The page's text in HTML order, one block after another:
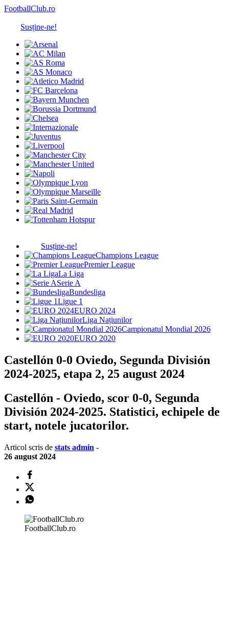
FootballClub.ro
Susține-ne!
Susține-ne!
Champions League
Premier League
La Liga
Serie A
Bundesliga
Ligue 1
EURO 2024
Liga Națiunilor
Campionatul Mondial 2026
EURO 2020
Castellón 0-0 Oviedo, Segunda División
2024-2025, etapa 2, 25 august 2024
Castellón - Oviedo, scor 0-0, Segunda
División 2024-2025. Statistici, echipele de
start, notele jucatorilor.
Articol scris de stats admin -
26 august 2024
FootballClub.ro